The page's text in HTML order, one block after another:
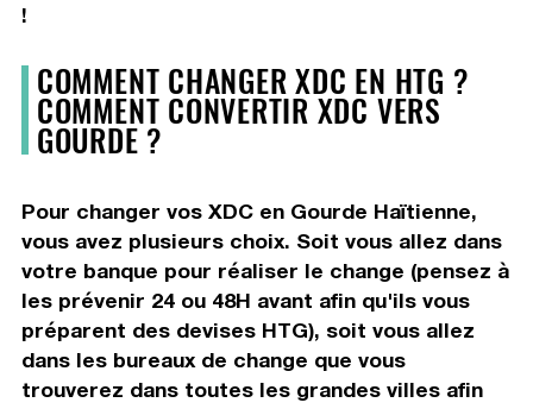
!
COMMENT CHANGER XDC EN HTG ?
COMMENT CONVERTIR XDC VERS
GOURDE ?
Pour changer vos XDC en Gourde Haïtienne,
vous avez plusieurs choix. Soit vous allez dans
votre banque pour réaliser le change (pensez à
les prévenir 24 ou 48H avant afin qu'ils vous
préparent des devises HTG), soit vous allez
dans les bureaux de change que vous
trouverez dans toutes les grandes villes afin